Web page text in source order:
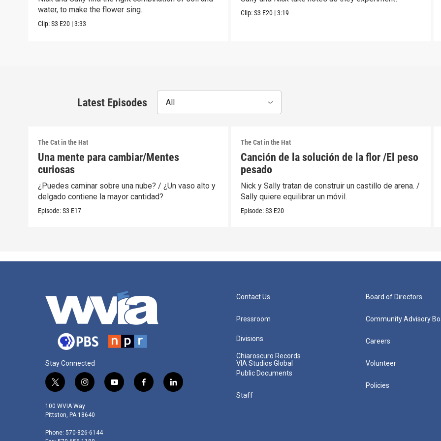
water, to make the flower sing.
Clip:S3 E20 |3:33
Clip:S3 E20 |3:19
Latest Episodes All
The Cat in the Hat
Una mente para cambiar/Mentes
curiosas
¿Puedes caminar sobre una nube? / ¿Un vaso alto y
delgado contiene la mayor cantidad?
Episode:S3 E17
The Cat in the Hat
Canción de la solución de la flor /El peso
pesado
Nick y Sally tratan de construir un castillo de arena. /
Sally quiere equilibrar un móvil.
Episode:S3 E20
Stay Connected
t
i
t
e
i
s
t
g
y
f
l
100 WVIA Way
Pittston, PA 18640
Phone: 570-826-6144
Contact Us
Pressroom
Divisions
Chiaroscuro Records
VIA Studios Global
Public Documents
Staff
Board of Directors
Community Advisory
Careers
Volunteer
Policies